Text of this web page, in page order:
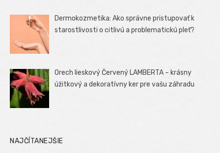
Dermokozmetika: Ako správne pristupovať k
starostlivosti o citlivú a problematickú pleť?
Orech lieskový Červený LAMBERTA – krásny
úžitkový a dekoratívny ker pre vašu záhradu
NAJČÍTANEJŠIE